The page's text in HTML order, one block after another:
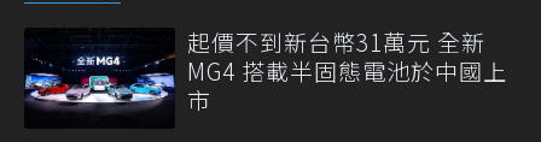
起價不到新台幣31萬元 全新
MG4 搭載半固態電池於中國上
市